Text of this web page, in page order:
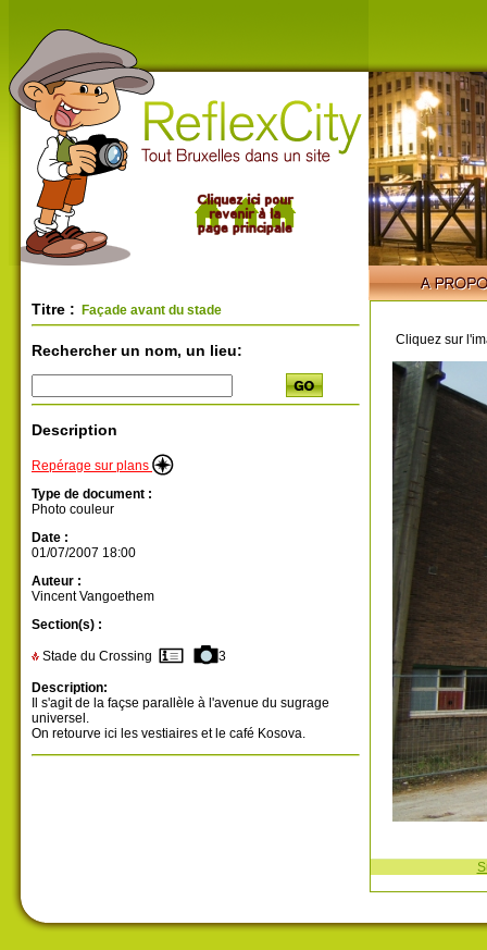
Titre : Façade avant du stade
Rechercher un nom, un lieu:
Description
Repérage sur plans
Type de document :
Photo couleur
Date :
01/07/2007 18:00
Auteur :
Vincent Vangoethem
Section(s) :
Stade du Crossing 3
Description:
Il s'agit de la façse parallèle à l'avenue du sugrage
universel.
On retourve ici les vestiaires et le café Kosova.
Cliquez sur